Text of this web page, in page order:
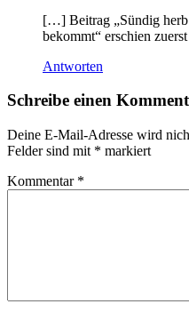
[…] Beitrag „Sündig herb
bekommt“ erschien
Antworten
Schreibe einen
Deine E-Mail-Adresse wird
Felder sind mit * markiert
Kommentar *